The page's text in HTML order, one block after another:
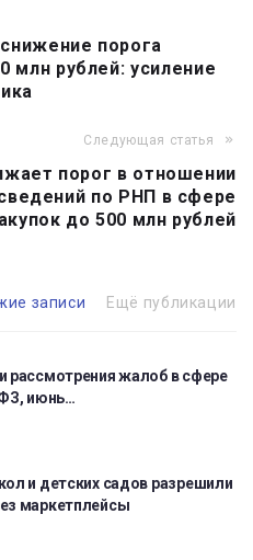
порога
млн рублей: усиление
Следующая статья
порог в отношении
по РНП в сфере
до 500 млн рублей
записи Ещё публикации
рассмотрения жалоб в сфере
июнь…
и детских садов разрешили
маркетплейсы